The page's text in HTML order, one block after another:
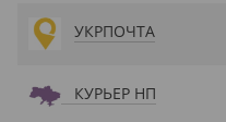
УКРПОЧТА
КУРЬЕР НП